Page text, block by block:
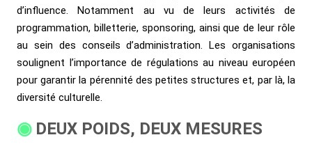
d’influence. Notamment au vu de leurs activités de
programmation, billetterie, sponsoring, ainsi que de leur rôle
au sein des conseils d’administration. Les organisations
soulignent l’importance de régulations au niveau européen
pour garantir la pérennité des petites structures et, par là, la
diversité culturelle.
DEUX POIDS, DEUX MESURES